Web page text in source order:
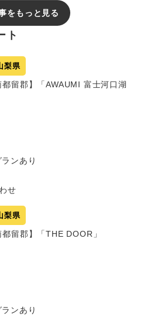
をもっと見る
ト
梨県
都留郡】「AWAUMI 富士河口湖
ンあり
せ
梨県
都留郡】「THE DOOR」
ンあり